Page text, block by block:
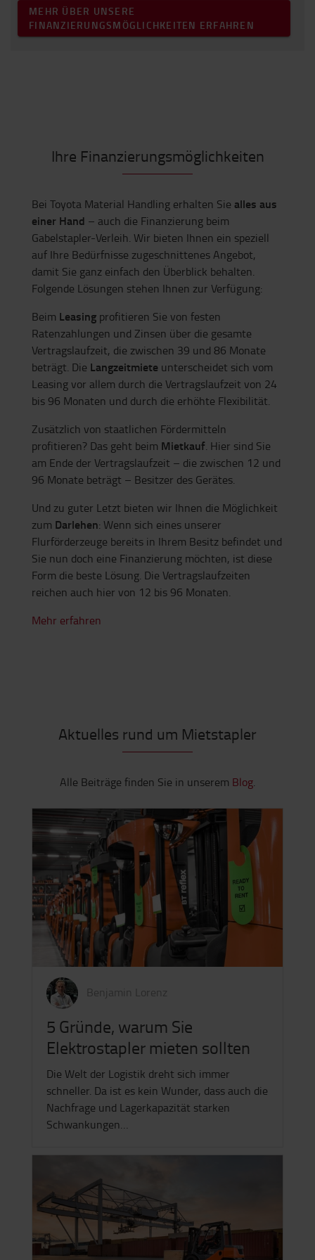
MEHR ÜBER UNSERE
FINANZIERUNGSMÖGLICHKEITEN ERFAHREN
Ihre Finanzierungsmöglichkeiten
Bei Toyota Material Handling erhalten Sie alles aus
einer Hand – auch die Finanzierung beim
Gabelstapler-Verleih. Wir bieten Ihnen ein speziell
auf Ihre Bedürfnisse zugeschnittenes Angebot,
damit Sie ganz einfach den Überblick behalten.
Folgende Lösungen stehen Ihnen zur Verfügung:
Beim Leasing profitieren Sie von festen
Ratenzahlungen und Zinsen über die gesamte
Vertragslaufzeit, die zwischen 39 und 86 Monate
beträgt. Die Langzeitmiete unterscheidet sich vom
Leasing vor allem durch die Vertragslaufzeit von 24
bis 96 Monaten und durch die erhöhte Flexibilität.
Zusätzlich von staatlichen Fördermitteln
profitieren? Das geht beim Mietkauf. Hier sind Sie
am Ende der Vertragslaufzeit – die zwischen 12 und
96 Monate beträgt – Besitzer des Gerätes.
Und zu guter Letzt bieten wir Ihnen die Möglichkeit
zum Darlehen: Wenn sich eines unserer
Flurförderzeuge bereits in Ihrem Besitz befindet und
Sie nun doch eine Finanzierung möchten, ist diese
Form die beste Lösung. Die Vertragslaufzeiten
reichen auch hier von 12 bis 96 Monaten.
Mehr erfahren
Aktuelles rund um Mietstapler
Alle Beiträge finden Sie in unserem Blog.
Benjamin Lorenz
5 Gründe, warum Sie
Elektrostapler mieten sollten
Die Welt der Logistik dreht sich immer
schneller. Da ist es kein Wunder, dass auch die
Nachfrage und Lagerkapazität starken
Schwankungen…